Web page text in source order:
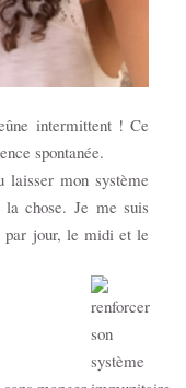
intermittent ! Ce
spontanée.
laisser mon système
chose. Je me suis
par jour, le midi et le